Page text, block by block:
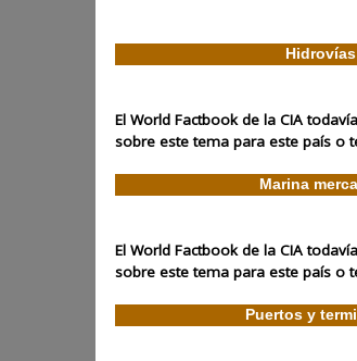
Hidrovías
El World Factbook de la CIA
sobre este tema para este país o
Marina
El World Factbook de la CIA
sobre este tema para este país o
Puertos y